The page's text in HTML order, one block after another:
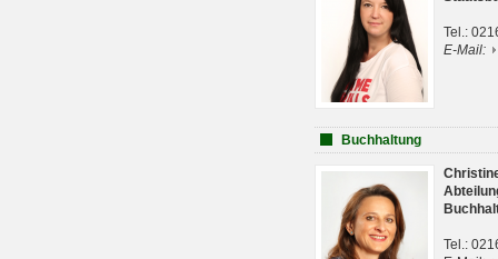
Tel.:
E-Mail:
Buchhaltung
Tel.: